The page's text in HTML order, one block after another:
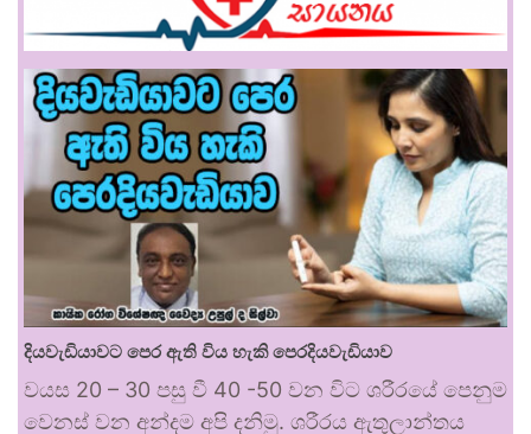
දියවැඩියාවට පෙර ඇති විය හැකි පෙරදියවැඩියාව
වයස 20 – 30 පසු වී 40 -50 වන විට ශරීරයේ පෙනුම
වෙනස් වන අන්දම අපි දනිමු. ශරීරය ඇතුලාන්තය